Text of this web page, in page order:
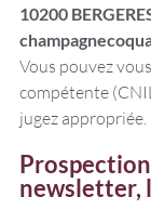
10200
Vous pouvez
compétente
jugez appropriée.
newsletter,